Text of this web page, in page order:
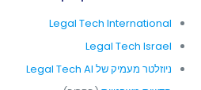
Legal Tech International
Legal Tech Israel
ניוזלטר מעמיק של Legal Tech AI